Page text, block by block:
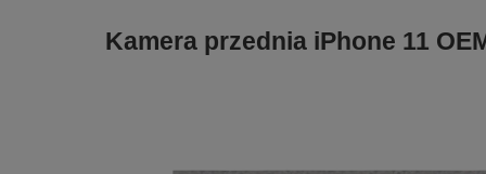
Kamera przednia iPhone 11